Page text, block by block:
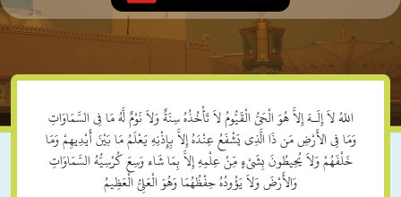
اللّهُ لاَ إِلَـهَ إِلاَّ هُوَ الْحَيُّ الْقَيُّومُ لاَ تَأْخُذُهُ سِنَةٌ وَلاَ نَوْمٌ لَّهُ مَا فِي السَّمَاوَاتِ
وَمَا فِي الأَرْضِ مَن ذَا الَّذِي يَشْفَعُ عِنْدَهُ إِلاَّ بِإِذْنِهِ يَعْلَمُ مَا بَيْنَ أَيْدِيهِمْ وَمَا
خَلْفَهُمْ وَلاَ يُحِيطُونَ بِشَيْءٍ مِّنْ عِلْمِهِ إِلاَّ بِمَا شَاء وَسِعَ كُرْسِيُّهُ السَّمَاوَاتِ
وَالأَرْضَ وَلاَ يَؤُودُهُ حِفْظُهُمَا وَهُوَ الْعَلِيُّ الْعَظِيمُ